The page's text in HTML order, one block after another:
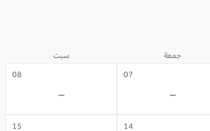
جمعة سبت
07
-
08
-
14
15